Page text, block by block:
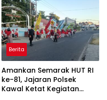
Berita
Amankan Semarak HUT RI
ke-81, Jajaran Polsek
Kawal Ketat Kegiatan